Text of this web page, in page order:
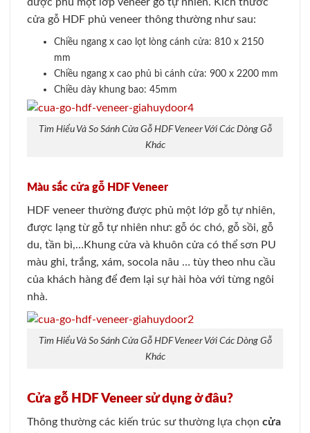
cửa gỗ HDF phủ veneer thông thường như sau:
Chiều ngang x cao lọt lòng cánh cửa: 810 x 2150
mm
Chiều ngang x cao phủ bì cánh cửa: 900 x 2200 mm
Chiều dày khung bao: 45mm
Tìm Hiểu Và So Sánh Cửa Gỗ HDF Veneer Với Các Dòng Gỗ
Khác
Màu sắc cửa gỗ HDF Veneer
HDF veneer thường được phủ một lớp gỗ tự nhiên,
được lạng từ gỗ tự nhiên như: gỗ óc chó, gỗ sồi, gỗ
du, tần bì,…Khung cửa và khuôn cửa có thể sơn PU
màu ghi, trắng, xám, socola nâu … tùy theo nhu cầu
của khách hàng để đem lại sự hài hòa với từng ngôi
nhà.
Tìm Hiểu Và So Sánh Cửa Gỗ HDF Veneer Với Các Dòng Gỗ
Khác
Cửa gỗ HDF Veneer sử dụng ở đâu?
Thông thường các kiến trúc sư thường lựa chọn cửa